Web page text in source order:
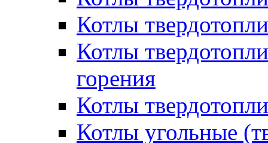
Котлы
Котлы
горения
Котлы
Котлы угольные